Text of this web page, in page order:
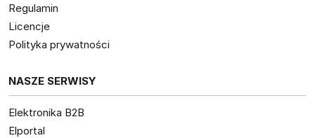
Regulamin
Licencje
Polityka prywatności
NASZE SERWISY
Elektronika B2B
Elportal